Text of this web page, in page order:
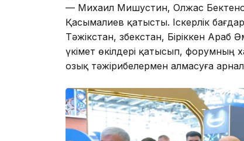
— Михаил Мишустин, Олжас
Қасымалиев қатысты. Іскерлік
Тәжікстан, Өзбекстан, Біріккен Араб
үкімет өкілдері қатысып,
озық тәжірибелермен алмасуға